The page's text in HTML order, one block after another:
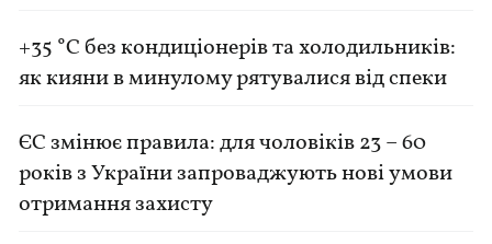
+35 °C без кондиціонерів та холодильників:
як кияни в минулому рятувалися від спеки
ЄС змінює правила: для чоловіків 23 – 60
років з України запроваджують нові умови
отримання захисту